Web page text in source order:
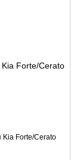
Kia Forte/Cerato
Kia Forte/Cerato